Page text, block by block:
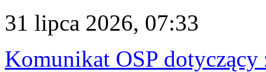
31 lipca 2026, 07:33
Komunikat OSP dotyczący